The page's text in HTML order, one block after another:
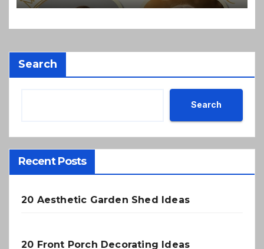
Search
Search
Recent Posts
20 Aesthetic Garden Shed Ideas
20 Front Porch Decorating Ideas